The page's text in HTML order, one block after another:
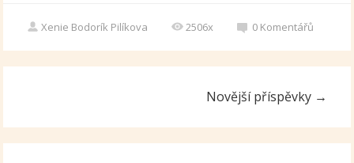
Xenie Bodorík Pilíkova 2506x 0 Komentářů
Novější příspěvky →